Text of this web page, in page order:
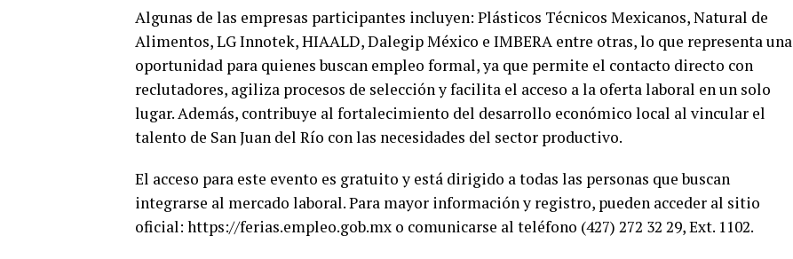
Algunas de las empresas participantes incluyen: Plásticos Técnicos Mexicanos, Natural de
Alimentos, LG Innotek, HIAALD, Dalegip México e IMBERA entre otras, lo que representa una
oportunidad para quienes buscan empleo formal, ya que permite el contacto directo con
reclutadores, agiliza procesos de selección y facilita el acceso a la oferta laboral en un solo
lugar. Además, contribuye al fortalecimiento del desarrollo económico local al vincular el
talento de San Juan del Río con las necesidades del sector productivo.
El acceso para este evento es gratuito y está dirigido a todas las personas que buscan
integrarse al mercado laboral. Para mayor información y registro, pueden acceder al sitio
oficial: https://ferias.empleo.gob.mx o comunicarse al teléfono (427) 272 32 29, Ext. 1102.